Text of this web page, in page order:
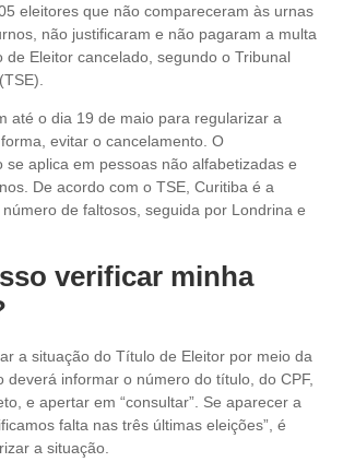
eleitores que não compareceram às urnas
não justificaram e não pagaram a multa
de Eleitor cancelado, segundo o Tribunal
até o dia 19 de maio para regularizar a
evitar o cancelamento. O
se aplica em pessoas não alfabetizadas e
De acordo com o TSE, Curitiba é a
de faltosos, seguida por Londrina e
verificar minha
a situação do Título de Eleitor por meio da
deverá informar o número do título, do CPF,
e apertar em “consultar”. Se aparecer a
falta nas três últimas eleições”, é
a situação.